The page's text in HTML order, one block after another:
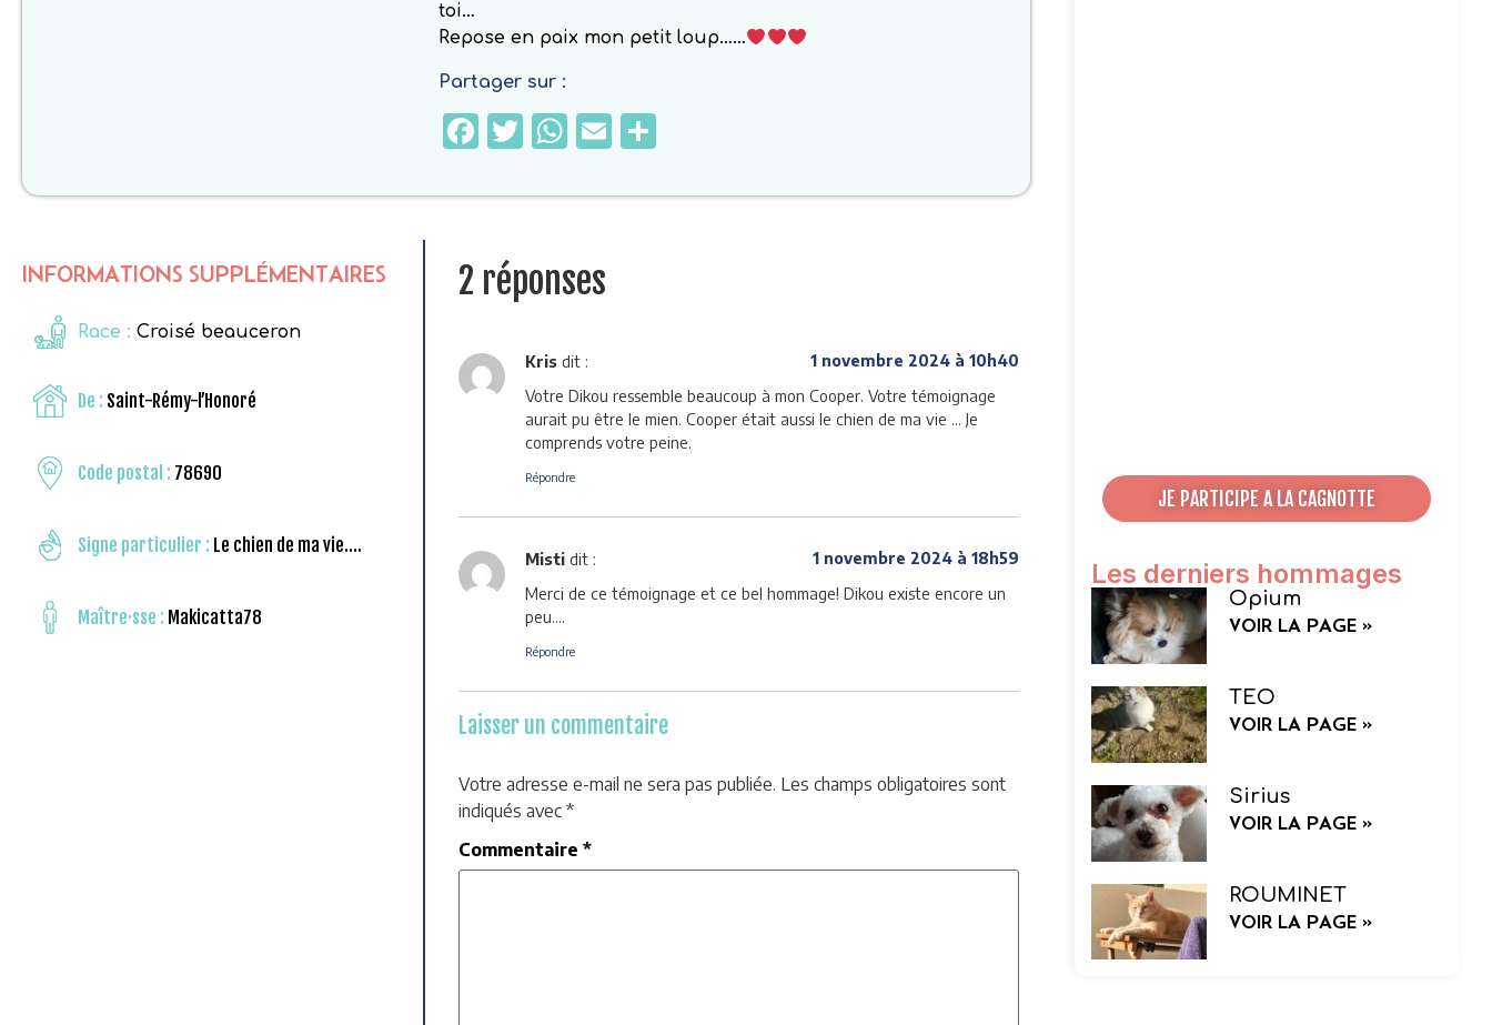
toi…
Repose en paix mon petit loup……
Partager sur :
Facebook
Twitter
WhatsApp
Email
INFORMATIONS SUPPLÉMENTAIRES
Race : Croisé beauceron
De : Saint-Rémy-l’Honoré
Code postal : 78690
Signe particulier : Le chien de ma vie….
Maître·sse : Makicatta78
2 réponses
Kris dit : 1 novembre 2024 à 10h40
Votre Dikou ressemble beaucoup à mon Cooper. Votre témoignage
aurait pu être le mien. Cooper était aussi le chien de ma vie … Je
comprends votre peine.
Répondre
Misti dit : 1 novembre 2024 à 18h59
Merci de ce témoignage et ce bel hommage! Dikou existe encore un
peu….
Répondre
Laisser un commentaire
Votre adresse e-mail ne sera pas publiée. Les champs obligatoires sont
indiqués avec*
Commentaire*
JE PARTICIPE A LA CAGNOTTE
Les derniers hommages
Opium
VOIR LA PAGE »
TEO
VOIR LA PAGE »
Sirius
VOIR LA PAGE »
ROUMINET
VOIR LA PAGE »